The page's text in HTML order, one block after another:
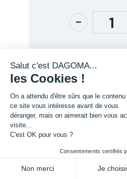
Description
Salut c'est DAGOMA...
les Cookies !
On a attendu d'être sûrs que le contenu
ce site vous intéresse avant de vous
déranger, mais on aimerait bien vous
visite...
C'est OK pour vous ?
Consentements certifiés
Non merci Je